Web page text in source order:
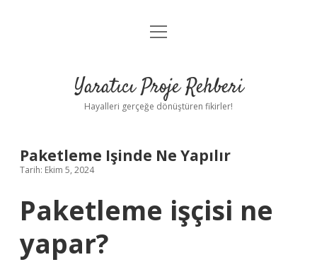
Anasayfa
Yasal Uyarı
menüyü
Yaratıcı Proje Rehberi
Hayalleri gerçeğe dönüştüren fikirler!
Paketleme Işinde Ne Yapılır
Tarih: Ekim 5, 2024
Paketleme işçisi ne
yapar?